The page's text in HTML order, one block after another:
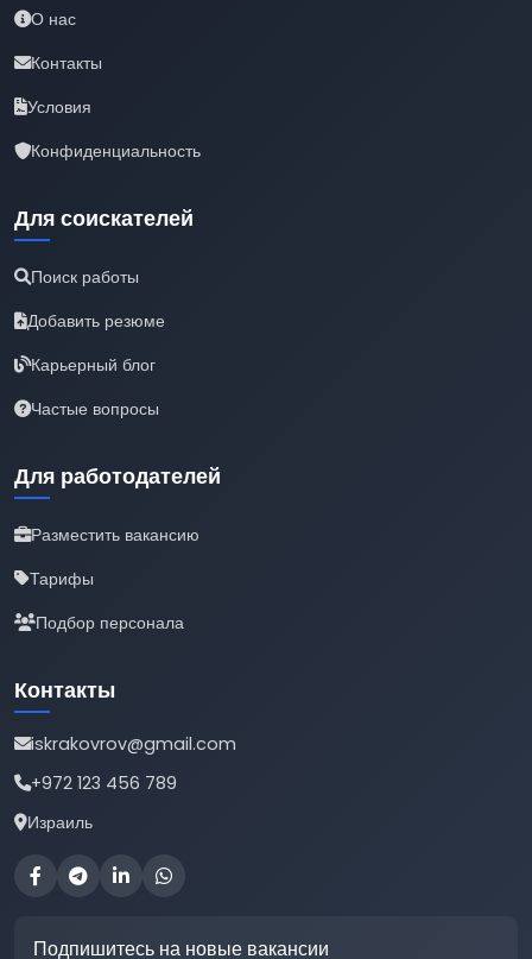
О нас
Контакты
Условия
Конфиденциальность
Для соискателей
Поиск работы
Добавить резюме
Карьерный блог
Частые вопросы
Для работодателей
Разместить вакансию
Тарифы
Подбор персонала
Контакты
iskrakovrov@gmail.com
+972 123 456 789
Израиль
Подпишитесь на новые вакансии